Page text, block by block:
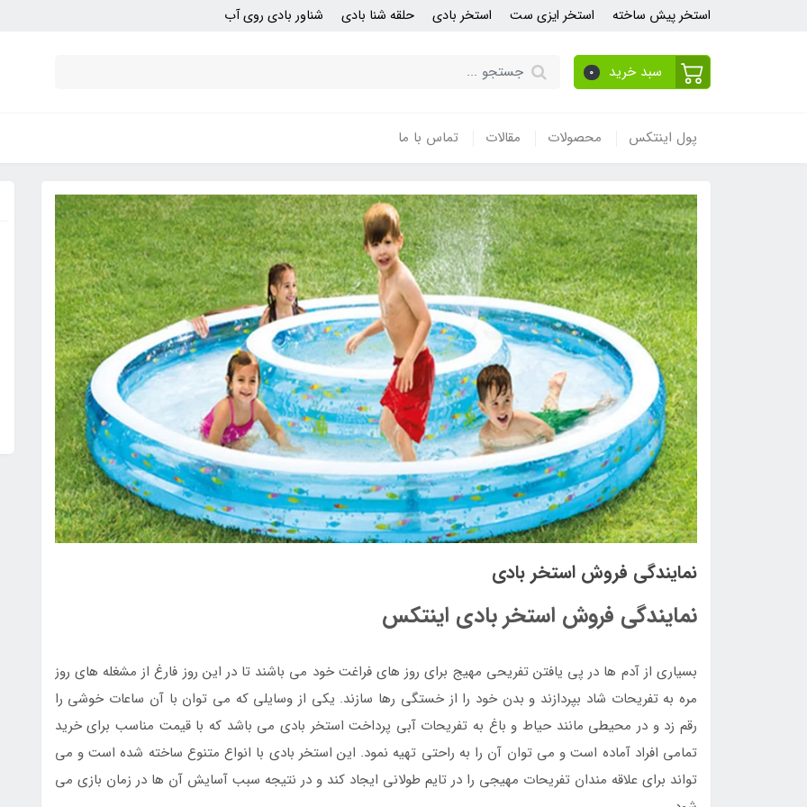
استخر پیش ساخته استخر ایزی ست استخر بادی حلقه شنا بادی شناور بادی روی آب
سبد خرید 0
پول اینتکس محصولات مقالات تماس با ما
نمایندگی فروش استخر بادی
نمایندگی فروش استخر بادی اینتکس
بسیاری از آدم ها در پی یافتن تفریحی مهیج برای روز های فراغت خود می باشند تا در این روز فارغ از مشغله های روز
مره به تفریحات شاد بپردازند و بدن خود را از خستگی رها سازند. یکی از وسایلی که می توان با آن ساعات خوشی را
رقم زد و در محیطی مانند حیاط و باغ به تفریحات آبی پرداخت استخر بادی می باشد که با قیمت مناسب برای خرید
تمامی افراد آماده است و می توان آن را به راحتی تهیه نمود. این استخر بادی با انواع متنوع ساخته شده است و می
تواند برای علاقه مندان تفریحات مهیجی را در تایم طولانی ایجاد کند و در نتیجه سبب آسایش آن ها در زمان بازی می